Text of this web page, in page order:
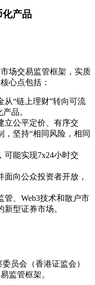
化产品
场交易监管框架，实质
心点包括：
从“链上理财”转向可流
品。
立公平定价、有序交
坚持“相同风险，相同
可能实现7x24小时交
向公众投资者开放，
、Web3技术和散户市
型证券市场。
员会（香港证监会）
监管框架。